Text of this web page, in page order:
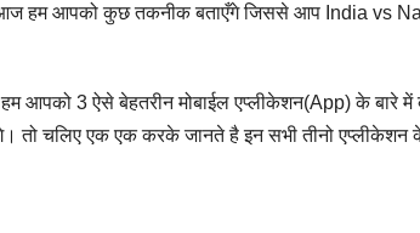
आज हम आपको कुछ तकनीक बताएँगे जिससे आप India vs
3 ऐसे बेहतरीन मोबाईल एप्लीकेशन(App) के बारे में
चलिए एक एक करके जानते है इन सभी तीनो एप्लीकेशन